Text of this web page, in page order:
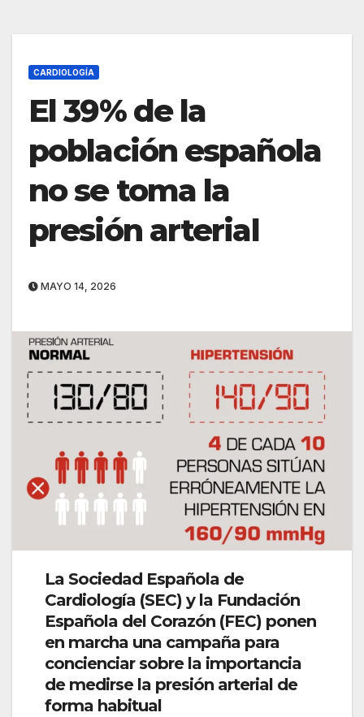
CARDIOLOGÍA
El 39% de la
población española
no se toma la
presión arterial
MAYO 14, 2026
La Sociedad Española de
Cardiología (SEC) y la Fundación
Española del Corazón (FEC) ponen
en marcha una campaña para
concienciar sobre la importancia
de medirse la presión arterial de
forma habitual